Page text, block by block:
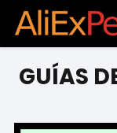
GUÍAS